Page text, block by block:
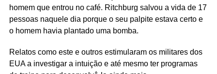
homem que entrou no café. Ritchburg salvou a vida de 17
pessoas naquele dia porque o seu palpite estava certo e
o homem havia plantado uma bomba.
Relatos como este e outros estimularam os militares dos
EUA a investigar a intuição e até mesmo ter programas